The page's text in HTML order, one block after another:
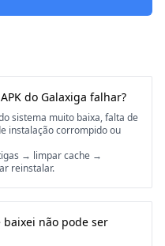
do Galaxiga falhar?
sistema muito baixa, falta de
instalação corrompido ou
→ limpar cache →
reinstalar.
baixei não pode ser